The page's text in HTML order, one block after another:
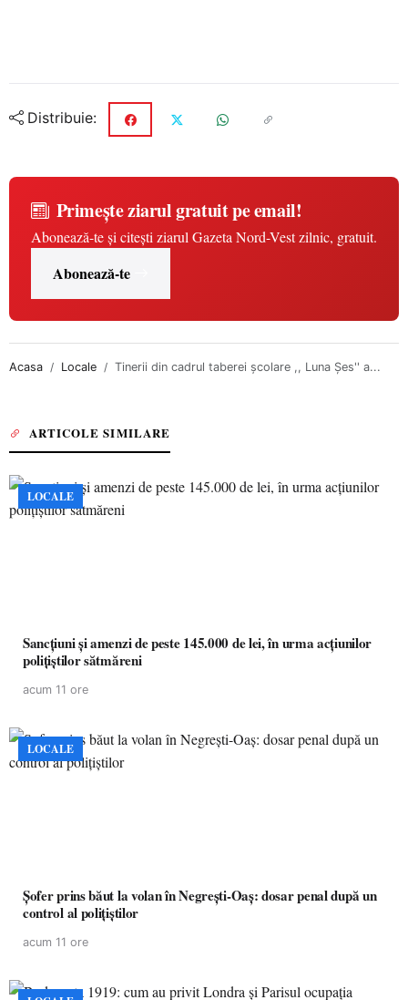
Distribuie:
Primește ziarul gratuit pe email!
Abonează-te și citești ziarul Gazeta Nord-Vest zilnic, gratuit.
Abonează-te
Acasa Locale Tinerii din cadrul taberei școlare ,, Luna Șes'' a...
ARTICOLE SIMILARE
LOCALE
Sancțiuni și amenzi de peste 145.000 de lei, în urma acțiunilor
polițiștilor sătmăreni
acum 11 ore
LOCALE
Șofer prins băut la volan în Negrești-Oaș: dosar penal după un
control al polițiștilor
acum 11 ore